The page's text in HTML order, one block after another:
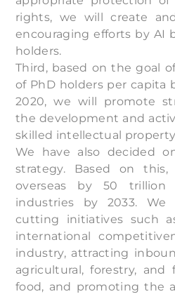
rights, we will create
encouraging efforts by AI
holders.
Third, based on the goal
of PhD holders per capita
2020, we will promote
the development and
skilled intellectual
We have also decided
strategy. Based on
overseas by 50 trillion
industries by 2033. We
cutting initiatives such
international
industry, attracting
agricultural, forestry, and
food, and promoting the